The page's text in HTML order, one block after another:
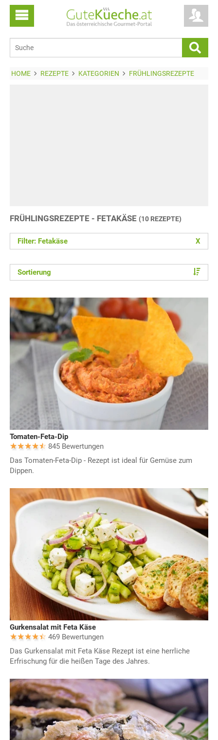
HOME REZEPTE KATEGORIEN FRÜHLINGSREZEPTE
FRÜHLINGSREZEPTE - FETAKÄSE (10 REZEPTE)
Filter: Fetakäse X
Sortierung
Tomaten-Feta-Dip
845 Bewertungen
Das Tomaten-Feta-Dip - Rezept ist ideal für Gemüse zum
Dippen.
Gurkensalat mit Feta Käse
469 Bewertungen
Das Gurkensalat mit Feta Käse Rezept ist eine herrliche
Erfrischung für die heißen Tage des Jahres.